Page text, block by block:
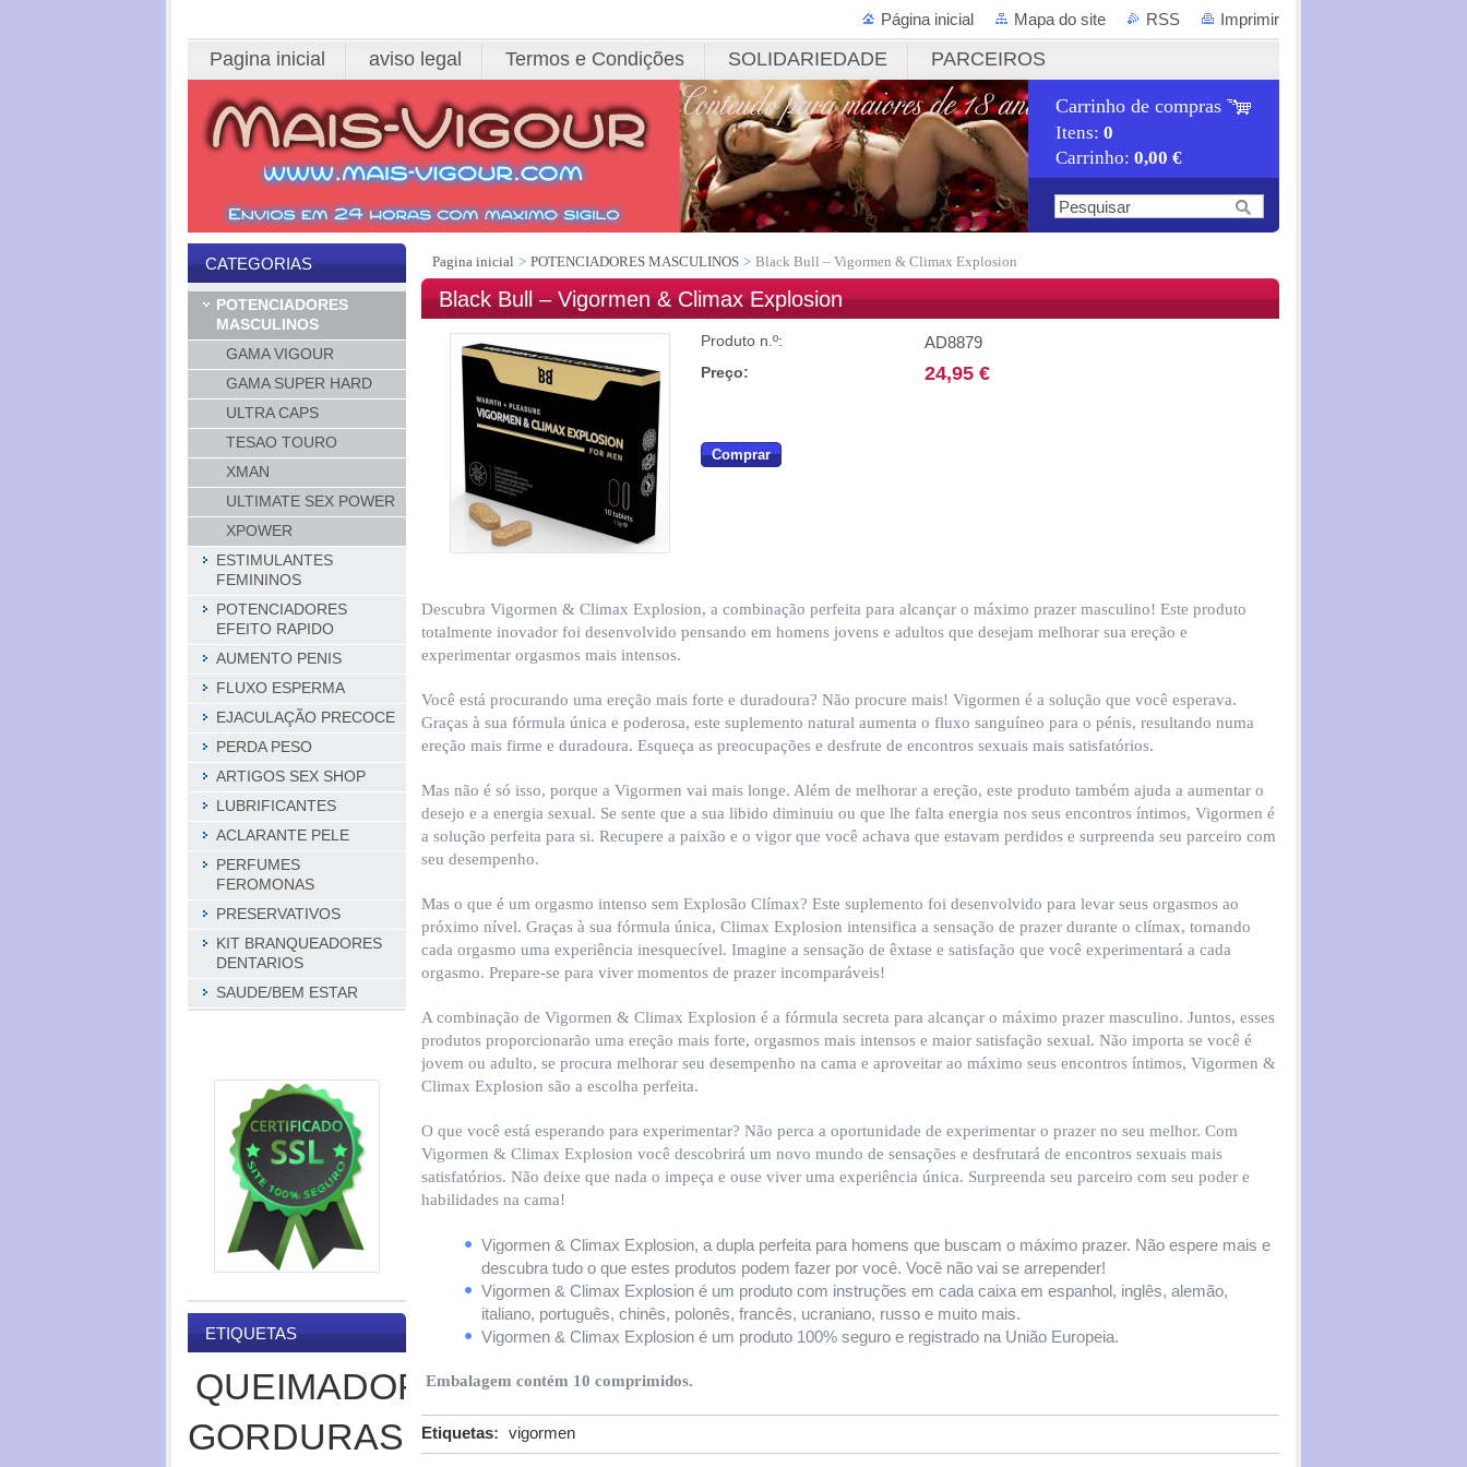
Página inicial Mapa do site RSS Imprimir
Pagina inicial aviso legal Termos e Condições SOLIDARIEDADE PARCEIROS
Carrinho de compras
Itens: 0
Carrinho: 0,00 €
Pagina inicial > POTENCIADORES MASCULINOS > Black Bull – Vigormen & Climax Explosion
Black Bull – Vigormen & Climax Explosion
Produto n.º: AD8879
Preço: 24,95 €
Comprar
Descubra Vigormen & Climax Explosion, a combinação perfeita para alcançar o máximo prazer masculino! Este produto
totalmente inovador foi desenvolvido pensando em homens jovens e adultos que desejam melhorar sua ereção e
experimentar orgasmos mais intensos.
Você está procurando uma ereção mais forte e duradoura? Não procure mais! Vigormen é a solução que você esperava.
Graças à sua fórmula única e poderosa, este suplemento natural aumenta o fluxo sanguíneo para o pénis, resultando numa
ereção mais firme e duradoura. Esqueça as preocupações e desfrute de encontros sexuais mais satisfatórios.
Mas não é só isso, porque a Vigormen vai mais longe. Além de melhorar a ereção, este produto também ajuda a aumentar o
desejo e a energia sexual. Se sente que a sua libido diminuiu ou que lhe falta energia nos seus encontros íntimos, Vigormen é
a solução perfeita para si. Recupere a paixão e o vigor que você achava que estavam perdidos e surpreenda seu parceiro com
seu desempenho.
Mas o que é um orgasmo intenso sem Explosão Clímax? Este suplemento foi desenvolvido para levar seus orgasmos ao
próximo nível. Graças à sua fórmula única, Climax Explosion intensifica a sensação de prazer durante o clímax, tornando
cada orgasmo uma experiência inesquecível. Imagine a sensação de êxtase e satisfação que você experimentará a cada
orgasmo. Prepare-se para viver momentos de prazer incomparáveis!
A combinação de Vigormen & Climax Explosion é a fórmula secreta para alcançar o máximo prazer masculino. Juntos, esses
produtos proporcionarão uma ereção mais forte, orgasmos mais intensos e maior satisfação sexual. Não importa se você é
jovem ou adulto, se procura melhorar seu desempenho na cama e aproveitar ao máximo seus encontros íntimos, Vigormen &
Climax Explosion são a escolha perfeita.
O que você está esperando para experimentar? Não perca a oportunidade de experimentar o prazer no seu melhor. Com
Vigormen & Climax Explosion você descobrirá um novo mundo de sensações e desfrutará de encontros sexuais mais
satisfatórios. Não deixe que nada o impeça e ouse viver uma experiência única. Surpreenda seu parceiro com seu poder e
habilidades na cama!
Vigormen & Climax Explosion, a dupla perfeita para homens que buscam o máximo prazer. Não espere mais e
descubra tudo o que estes produtos podem fazer por você. Você não vai se arrepender!
Vigormen & Climax Explosion é um produto com instruções em cada caixa em espanhol, inglês, alemão,
italiano, português, chinês, polonês, francês, ucraniano, russo e muito mais.
Vigormen & Climax Explosion é um produto 100% seguro e registrado na União Europeia.
Embalagem contém 10 comprimidos.
Etiquetas: vigormen
CATEGORIAS
POTENCIADORES
MASCULINOS
GAMA VIGOUR
GAMA SUPER HARD
ULTRA CAPS
TESAO TOURO
XMAN
ULTIMATE SEX POWER
XPOWER
ESTIMULANTES
FEMININOS
POTENCIADORES
EFEITO RAPIDO
AUMENTO PENIS
FLUXO ESPERMA
EJACULAÇÃO PRECOCE
PERDA PESO
ARTIGOS SEX SHOP
LUBRIFICANTES
ACLARANTE PELE
PERFUMES
FEROMONAS
PRESERVATIVOS
KIT BRANQUEADORES
DENTARIOS
SAUDE/BEM ESTAR
ETIQUETAS
QUEIMADOR
GORDURAS